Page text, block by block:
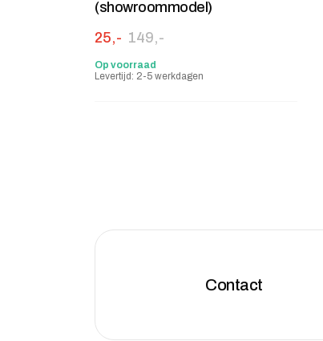
(showroommodel)
149,-
Oorspronkelijke prijs was: 149,-.
25,-
Huidige prijs is: 25,-.
Op voorraad
Levertijd: 2-5 werkdagen
Contact